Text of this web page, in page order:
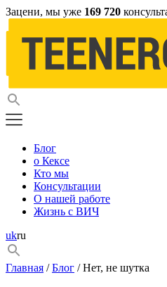
Зацени, мы уже 169 720
Блог
о Кексе
Кто мы
Консультации
О нашей работе
Жизнь с ВИЧ
ukru
Главная /Блог / Нет, не шутка